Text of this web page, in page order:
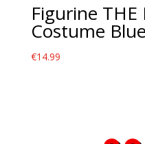
Figurine
Costume
€14.99